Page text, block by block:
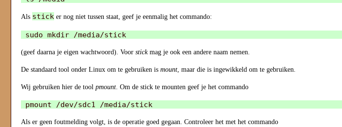
Als stick er nog niet tussen staat, geef je eenmalig het commando:
(geef daarna je eigen wachtwoord). Voorstickmag je ook een andere naam nemen.
De standaard tool onder Linux om te gebruiken ismount , maar die is ingewikkeld om te gebruiken.
Wij gebruiken hier de toolpmount . Om de stick te mounten geef je het commando
Als er geen foutmelding volgt, is de operatie goed gegaan. Controleer het met het commando